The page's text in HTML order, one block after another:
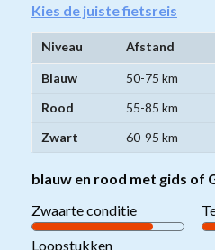
Kies de juiste fietsreis
Niveaugroepen
Niveau Afstand
Blauw 50-75 km
Rood
55-85 km
Zwart
60-95 km
blauw en rood met gids of
Zwaarte conditie
Loopstukken